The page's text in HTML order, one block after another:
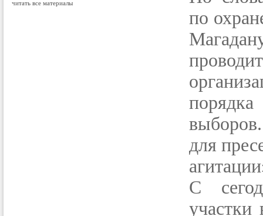
читать все материалы
по
для
С
участки